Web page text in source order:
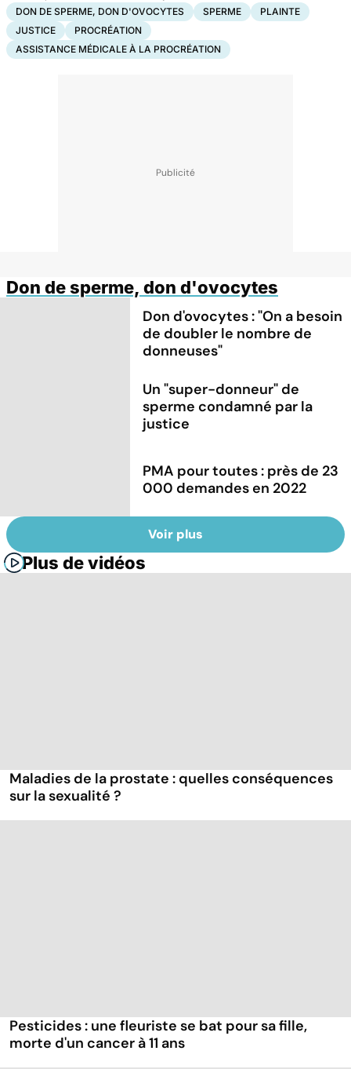
DON DE SPERME, DON D'OVOCYTES
SPERME
PLAINTE
JUSTICE
PROCRÉATION
ASSISTANCE MÉDICALE À LA PROCRÉATION
Don de sperme, don d'ovocytes
Don d'ovocytes : "On a besoin
de doubler le nombre de
donneuses"
Un "super-donneur" de
sperme condamné par la
justice
PMA pour toutes : près de 23
000 demandes en 2022
Voir plus
Plus de vidéos
Maladies de la prostate : quelles conséquences
sur la sexualité ?
Pesticides : une fleuriste se bat pour sa fille,
morte d'un cancer à 11 ans